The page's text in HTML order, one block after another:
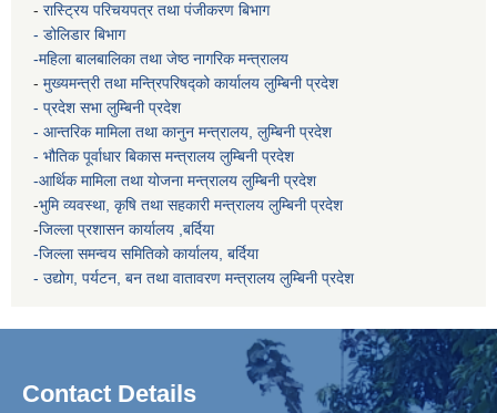
- रास्ट्रिय परिचयपत्र तथा पंजीकरण बिभाग
- डोलिडार बिभाग
-महिला बालबालिका तथा जेष्ठ नागरिक मन्त्रालय
- मुख्यमन्त्री तथा मन्त्रिपरिषद्को कार्यालय लुम्बिनी प्रदेश
- प्रदेश सभा लुम्बिनी प्रदेश
- आन्तरिक मामिला तथा कानुन मन्त्रालय, लुम्बिनी प्रदेश
- भौतिक पूर्वाधार बिकास मन्त्रालय लुम्बिनी प्रदेश
-आर्थिक मामिला तथा योजना मन्त्रालय लुम्बिनी प्रदेश
-भुमि व्यवस्था, कृषि तथा सहकारी मन्त्रालय लुम्बिनी प्रदेश
-जिल्ला प्रशासन कार्यालय ,बर्दिया
-जिल्ला समन्वय समितिको कार्यालय, बर्दिया
- उद्योग, पर्यटन, बन तथा वातावरण मन्त्रालय लुम्बिनी प्रदेश
Contact Details